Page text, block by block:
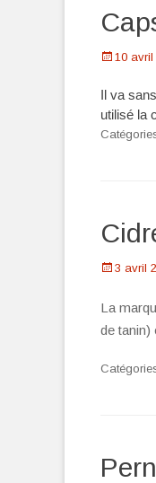
Posté10 avril
Il va
utilisé la
Posté
3 avril
La
de tanin)